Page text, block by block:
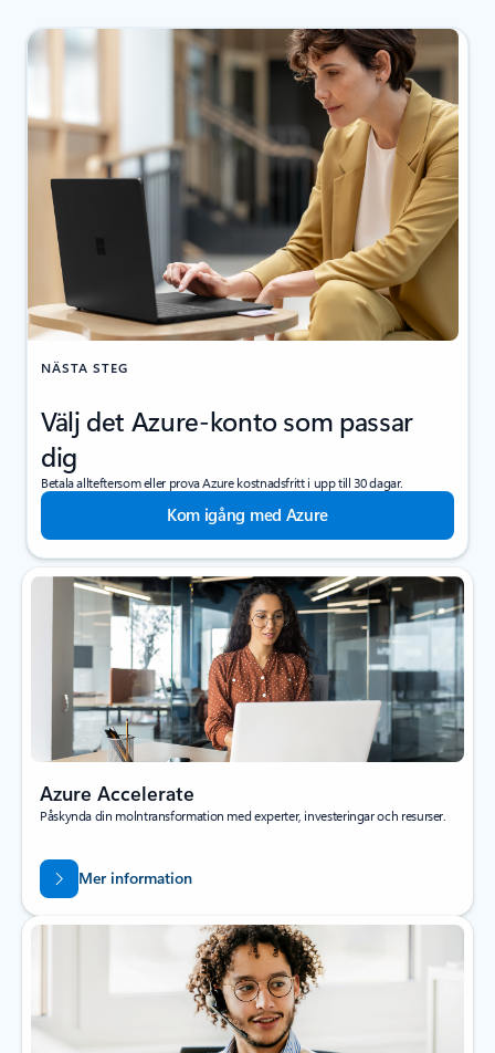
NÄSTA STEG
Välj det Azure-konto som passar
dig
Betala allteftersom eller prova Azure kostnadsfritt i upp till 30 dagar.
Kom igång med Azure
Azure Accelerate
Påskynda din molntransformation med experter, investeringar och resurser.
Mer information